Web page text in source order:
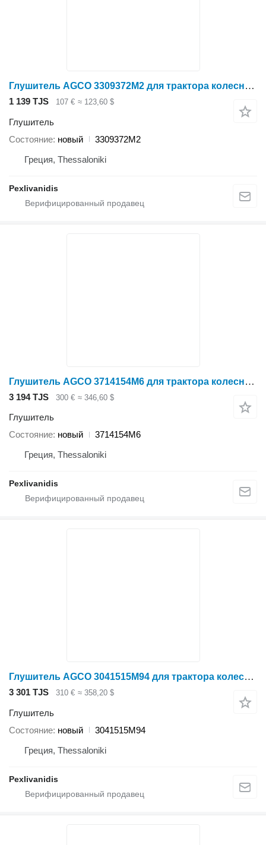
Глушитель AGCO 3309372M2 для трактора колесного Massey Ferguson
1 139 TJS 107 € ≈ 123,60 $
Глушитель
Состояние новый
3309372M2
Греция, Thessaloniki
Pexlivanidis
Глушитель AGCO 3714154M6 для трактора колесного Massey Ferguson
3 194 TJS 300 € ≈ 346,60 $
Глушитель
Состояние новый
3714154M6
Греция, Thessaloniki
Pexlivanidis
Глушитель AGCO 3041515M94 для трактора колесного Massey Ferguson
3 301 TJS 310 € ≈ 358,20 $
Глушитель
Состояние новый
3041515M94
Греция, Thessaloniki
Pexlivanidis